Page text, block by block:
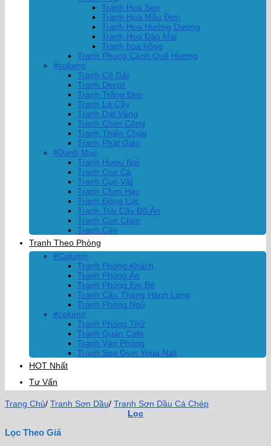
Tranh Hoa Sen
Tranh Hoa Mẫu Đơn
Tranh Hoa Hướng Dương
Tranh Hoa Đào Mai
Tranh hoa hồng
Tranh Phong Cảnh Quê Hương
#column
Tranh Cô Gái
Tranh Decor
Tranh Trắng Đen
Tranh Lá Cây
Tranh Dát Vàng
Tranh Chim Công
Tranh Thiên Chúa
Tranh Phật Giáo
#Danh Mục
Tranh Hươu Nai
Tranh Con Cá
Tranh Con Vật
Tranh Chim Hạc
Tranh Động Lực
Tranh Trái Cây Đồ Ăn
Tranh Con Chim
Tranh Cây
Tranh Theo Phòng
#Column
Tranh Phòng Khách
Tranh Phòng Ăn
Tranh Phòng Em Bé
Tranh Cầu Thang Hành Lang
Tranh Phòng Ngủ
#column
Tranh Phòng Thờ
Tranh Quán Cafe
Tranh Văn Phòng
Tranh Spa Gym Yoga Nail
HOT Nhất
Tư Vấn
Trang Chủ/ Tranh Sơn Dầu/ Tranh Sơn Dầu Cá Chép
Lọc
Lọc Theo Giá